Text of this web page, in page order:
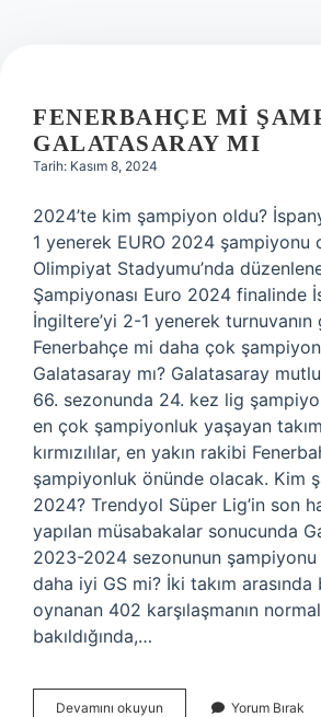
FENERBAHÇE MI
GALATASARAY MI
Tarih: Kasım 8, 2024
2024’te kim şampiyon oldu?
1 yenerek EURO 2024 şampiyonu
Olimpiyat Stadyumu’nda
Şampiyonası Euro 2024 finalinde
İngiltere’yi 2-1 yenerek
Fenerbahçe mi daha çok
Galatasaray mı? Galatasaray
66. sezonunda 24. kez lig
en çok şampiyonluk yaşayan
kırmızılılar, en yakın rakibi
şampiyonluk önünde olacak. Kim
2024? Trendyol Süper Lig’in son
yapılan müsabakalar sonucunda
2023-2024 sezonunun şampiyonu
daha iyi GS mi? İki takım
oynanan 402 karşılaşmanın
bakıldığında,…
Devamını okuyun FenerbahçeYorum Bırak